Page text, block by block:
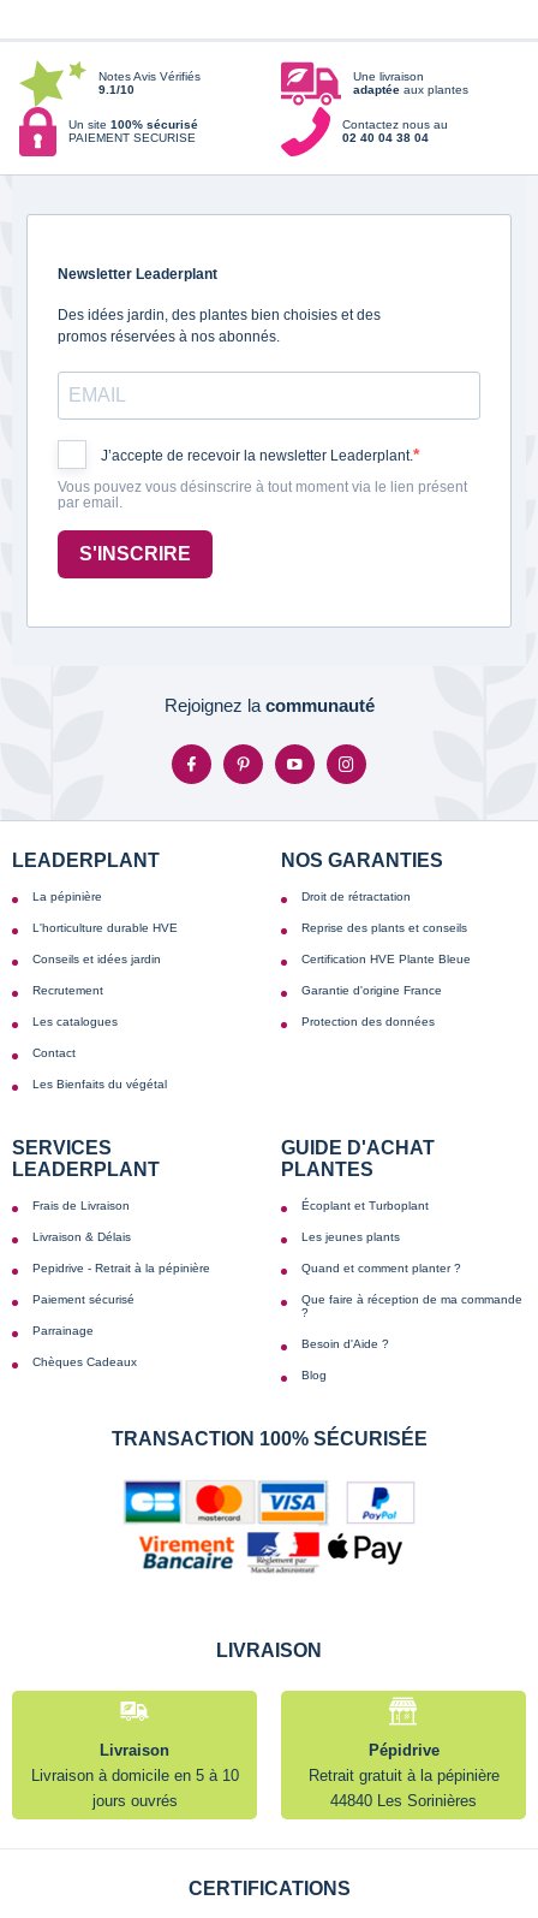
Notes Avis Vérifiés
9.1/10
Une livraison
adaptée aux plantes
Un site 100% sécurisé
PAIEMENT SECURISE
Contactez nous au
02 40 04 38 04
Newsletter Leaderplant
Des idées jardin, des plantes bien choisies et des
promos réservées à nos abonnés.
J’accepte de recevoir la newsletter Leaderplant.
Vous pouvez vous désinscrire à tout moment via le lien présent
par email.
S'INSCRIRE
Rejoignez la communauté
LEADERPLANT
La pépinière
L'horticulture durable HVE
Conseils et idées jardin
Recrutement
Les catalogues
Contact
Les Bienfaits du végétal
NOS GARANTIES
Droit de rétractation
Reprise des plants et conseils
Certification HVE Plante Bleue
Garantie d'origine France
Protection des données
SERVICES
LEADERPLANT
Frais de Livraison
Livraison & Délais
Pepidrive - Retrait à la pépinière
Paiement sécurisé
Parrainage
Chèques Cadeaux
GUIDE D'ACHAT
PLANTES
Écoplant et Turboplant
Les jeunes plants
Quand et comment planter ?
Que faire à réception de ma commande
?
Besoin d'Aide ?
Blog
TRANSACTION 100% SÉCURISÉE
LIVRAISON
Livraison
Livraison à domicile en 5 à 10
jours ouvrés
Pépidrive
Retrait gratuit à la pépinière
44840 Les Sorinières
CERTIFICATIONS